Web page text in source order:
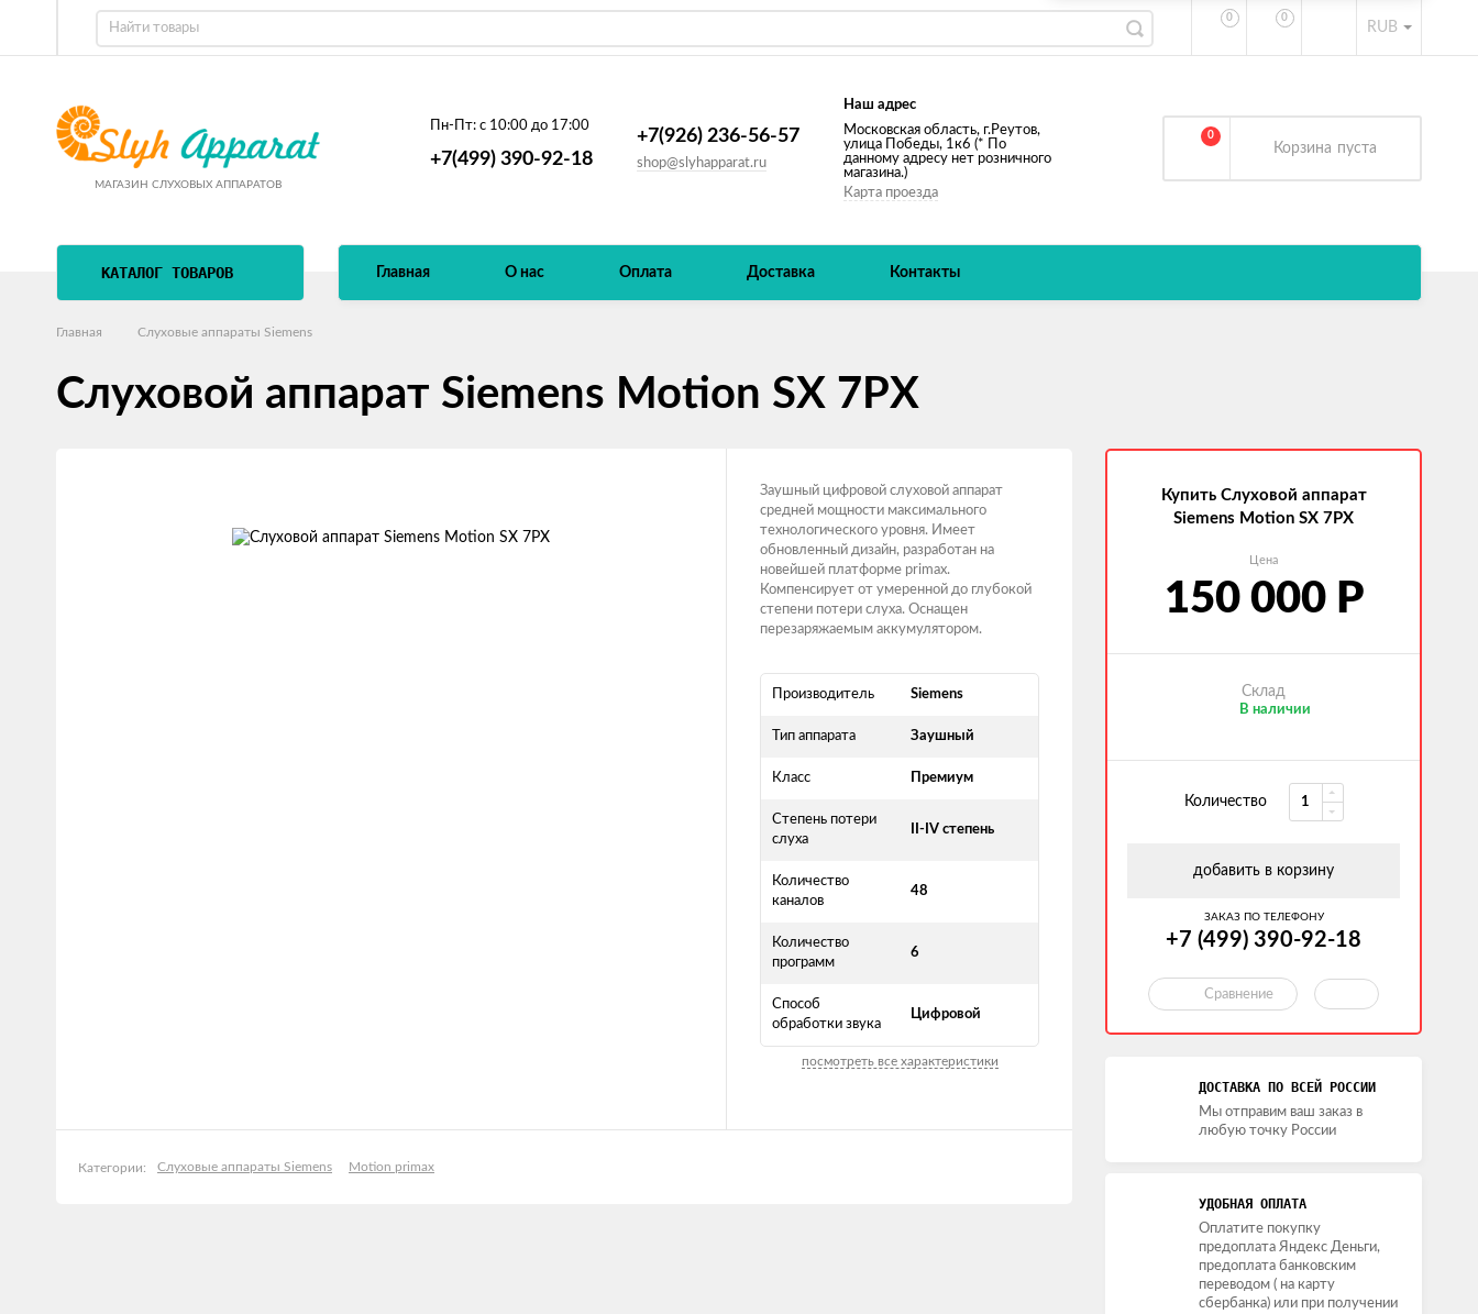
0 0
RUB
МАГАЗИН СЛУХОВЫХ АППАРАТОВ
Пн-Пт: с 10:00 до 17:00
+7(499) 390-92-18
+7(926) 236-56-57
shop@slyhapparat.ru
Наш адрес
Московская область, г.Реутов,
улица Победы, 1к6 (* По
данному адресу нет розничного
магазина.)
Карта проезда
0
Корзина пуста
КАТАЛОГ ТОВАРОВ Главная О нас Оплата Доставка Контакты
Главная Слуховые аппараты Siemens
Слуховой аппарат Siemens Motion SX 7PX
Заушный цифровой слуховой аппарат
средней мощности максимального
технологического уровня. Имеет
обновленный дизайн, разработан на
новейшей платформе primax.
Компенсирует от умеренной до глубокой
степени потери слуха. Оснащен
перезаряжаемым аккумулятором.
Производитель Siemens
Тип аппарата Заушный
Класс Премиум
Степень потери
слуха
II-IV степень
Количество
каналов
48
Количество
программ
6
Способ
обработки звука
Цифровой
посмотреть все характеристики
Категории: Слуховые аппараты Siemens Motion primax
Купить Слуховой аппарат
Siemens Motion SX 7PX
Цена
150 000 Р
Склад
В наличии
Количество
добавить в корзину
ЗАКАЗ ПО ТЕЛЕФОНУ
+7 (499) 390-92-18
Сравнение
ДОСТАВКА ПО ВСЕЙ РОССИИ
Мы отправим ваш заказ в
любую точку России
УДОБНАЯ ОПЛАТА
Оплатите покупку
предоплата Яндекс Деньги,
предоплата банковским
переводом ( на карту
сбербанка) или при получении